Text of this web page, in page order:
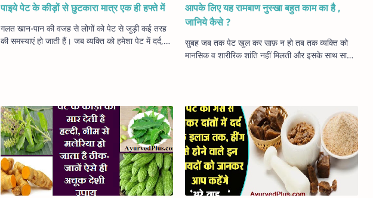
पाइये पेट के कीड़ों से छुटकारा मात्र एक ही हफ्ते में
गलत खान-पान की वजह से लोगों को पेट से जुड़ी कई तरह
की समस्याएं हो जाती हैं। जब व्यक्ति को हमेशा पेट में दर्द,
आपके लिए यह रामबाण नुस्खा बहुत काम का है ,
जानिये कैसे ?
सुबह जब तक पेट खुल कर साफ़ न हो तब तक व्यक्ति को
मानसिक व शारीरिक शांति नहीं मिलती और इसके साथ साथ